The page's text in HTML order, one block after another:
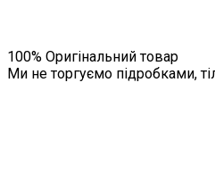
100% Оригінальний товар
Ми не торгуємо підробками,